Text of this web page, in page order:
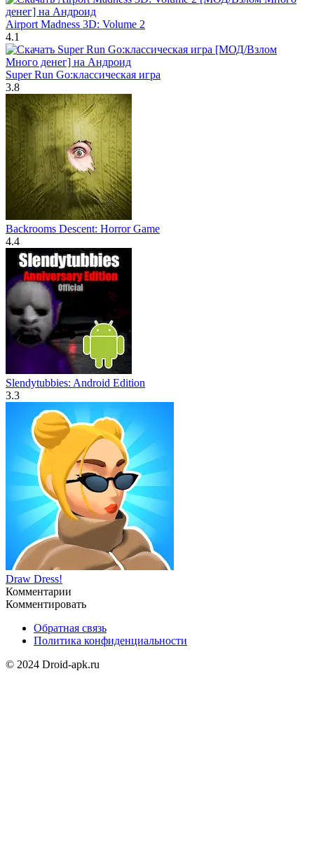
Airport Madness 3D: Volume 2
4.1
Super Run Go:классическая игра
3.8
Backrooms Descent: Horror Game
4.4
Slendytubbies: Android Edition
3.3
Draw Dress!
Комментарии
Комментировать
Обратная связь
Политика конфиденциальности
© 2024 Droid-apk.ru